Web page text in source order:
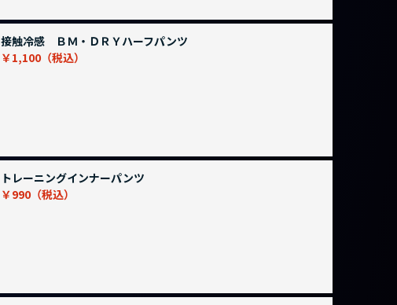
接触冷感 ＢＭ・ＤＲＹハーフパンツ
￥1,100
トレーニングインナーパンツ
￥990